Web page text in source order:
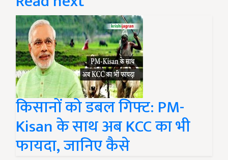
किसानों को डबल गिफ्ट: PM-
Kisan के साथ अब KCC का भी
फायदा, जानिए कैसे